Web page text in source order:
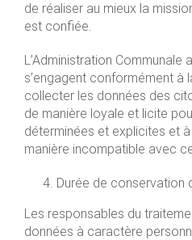
de réaliser au mieux la
est confiée.
L’Administration Communale
s’engagent conformément à
collecter les données des
de manière loyale et licite
déterminées et explicites et
manière incompatible avec
Durée de conservation
Les responsables du
données à caractère